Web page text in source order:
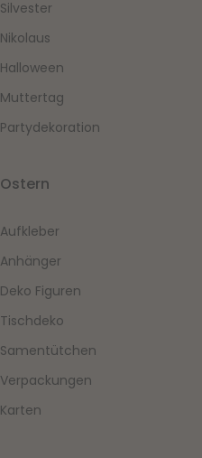
Silvester
Nikolaus
Halloween
Muttertag
Partydekoration
Ostern
Aufkleber
Anhänger
Deko Figuren
Tischdeko
Samentütchen
Verpackungen
Karten